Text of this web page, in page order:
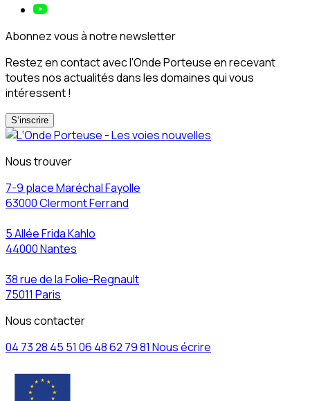
Abonnez vous à notre newsletter
Restez en contact avec l'Onde Porteuse en recevant
toutes nos actualités dans les domaines qui vous
intéressent !
S‘inscrire
Nous trouver
7-9 place Maréchal Fayolle
63000 Clermont Ferrand
5 Allée Frida Kahlo
44000 Nantes
38 rue de la Folie-Regnault
75011 Paris
Nous contacter
04 73 28 45 51 06 48 62 79 81 Nous écrire